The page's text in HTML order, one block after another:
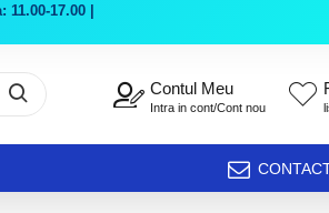
17.00 |
Contul Meu
Intra in cont/Cont nou